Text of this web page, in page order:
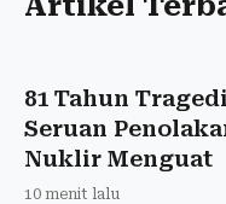
81 Tahun
Seruan
Nuklir Menguat
10 menit lalu